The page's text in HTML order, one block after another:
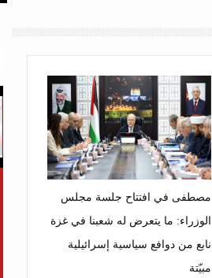
مصطفى في افتتاح جلسة مجلس
الوزراء: ما يتعرض له شعبنا في غزة
نابع من دوافع سياسية إسرائيلية
مبيّتة